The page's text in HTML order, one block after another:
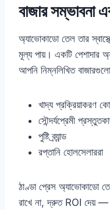
বাজার সম্ভাবনা
অ্যাভোকাডো তেল তার
মূল্য পায়। একটি পেশাদার
আপনি নিম্নলিখিত
খাদ্য প্রক্রিয়াকরণ
সৌন্দর্যপ্রেমী
পুষ্টি ব্র্যান্ড
রপ্তানি হোলসেলাররা
ঠাণ্ডা প্রেস অ্যাভোকাডো
রাখে না, দ্রুত ROI দেয় —